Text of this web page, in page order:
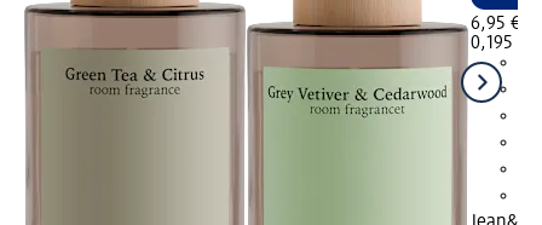
6,95 €
0,195 kg